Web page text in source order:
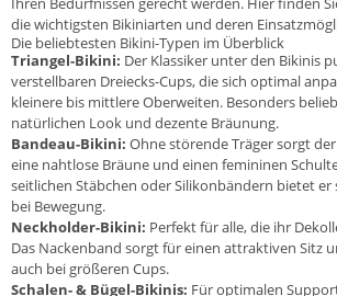
die wichtigsten Bikiniarten und deren
Die beliebtesten Bikini-Typen im Überblick
Triangel-Bikini: Der Klassiker unter den Bikinis
verstellbaren Dreiecks-Cups, die sich optimal
kleinere bis mittlere Oberweiten. Besonders
natürlichen Look und dezente Bräunung.
Bandeau-Bikini: Ohne störende Träger sorgt
eine nahtlose Bräune und einen femininen
seitlichen Stäbchen oder Silikonbändern bietet er
bei Bewegung.
Neckholder-Bikini: Perfekt für alle, die ihr
Das Nackenband sorgt für einen attraktiven Sitz
auch bei größeren Cups.
Schalen- & Bügel-Bikinis: Für optimalen